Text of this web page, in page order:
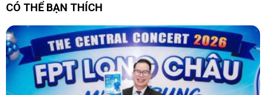
CÓ THỂ BẠN THÍCH